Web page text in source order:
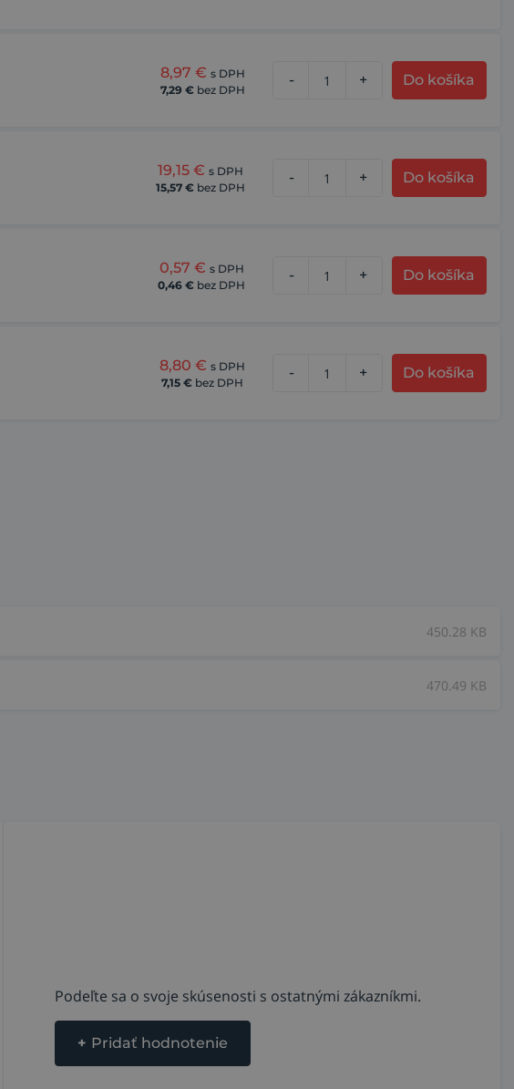
8,97 € s DPH
7,29 € bez DPH
- + Do košíka
19,15 € s DPH
15,57 € bez DPH
- + Do košíka
0,57 € s DPH
0,46 € bez DPH
- + Do košíka
8,80 € s DPH
7,15 € bez DPH
- + Do košíka
450.28 KB
470.49 KB
Podeľte sa o svoje skúsenosti s ostatnými zákazníkmi.
+ Pridať hodnotenie